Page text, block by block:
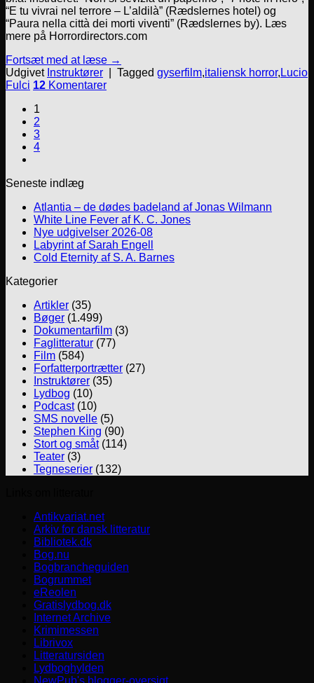
“E tu vivrai nel terrore – L’aldilà” (Rædslernes hotel) og
“Paura nella città dei morti viventi” (Rædslernes by). Læs
mere på Horrordirectors.com
Fortsæt med at læse →
Udgivet Instruktører Tagged gyserfilm,italiensk horror, Lucio
Fulci 12 Komentarer
1
2
3
4
Seneste indlæg
Atlantia – de dødes badeland af Jonas Wilmann
White Line Fever af K. C. Jones
Nye udgivelser 2026-08
Labyrint af Sarah Engell
Cold Eternity af S. A. Barnes
Kategorier
Artikler (35)
Bøger (1.499)
Dokumentarfilm (3)
Faglitteratur (77)
Film (584)
Forfatterportrætter (27)
Instruktører (35)
Lydbog (10)
Podcast(10)
SMS novelle (5)
Stephen King (90)
Stort og småt(114)
Teater (3)
Tegneserier (132)
Antikvariat.net
Arkiv for dansk litteratur
Bibliotek.dk
Bog.nu
Bogbrancheguiden
Bogrummet
eReolen
Gratislydbog.dk
Internet Archive
Krimimessen
Librivox
Litteratursiden
Lydboghylden